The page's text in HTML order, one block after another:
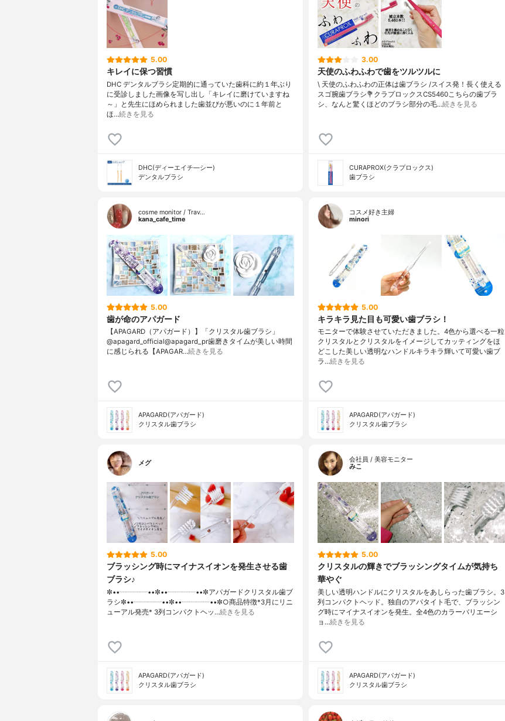
5.00
キレイに保つ習慣
DHC デンタルブラシ定期的に通っていた歯科に約１年ぶり
に受診しました画像を写し出し「キレイに磨けていますね
～」と先生にほめられました歯並びが悪いのに１年前と
ほ…続きを見る
DHC(ディーエイチ―シー)
デンタルブラシ
3.00
天使のふわふわで歯をツルツルに
\ 天使のふわふわの正体は歯ブラシ /⁡⁡スイス発！長く使える
スゴ腕歯ブラシ⁡⁡💐クラプロックスCS5460⁡⁡こちらの歯ブラ
シ、なんと驚くほどのブラシ部分の毛…続きを見る
CURAPROX(クラプロックス)
歯ブラシ
cosme monitor / Trav…
kana_cafe_time
5.00
歯が命のアパガード
【APAGARD（アパガード）】「クリスタル歯ブラシ」
@apagard_official@apagard_pr歯磨きタイムが美しい時間
に感じられる【APAGAR…続きを見る
APAGARD(アパガード)
クリスタル歯ブラシ
コスメ好き主婦
minori
5.00
キラキラ見た目も可愛い歯ブラシ！
モニターで体験させていただきました。4色から選べる一粒
クリスタルとクリスタルをイメージしてカッティングをほ
どこした美しい透明なハンドルキラキラ輝いて可愛い歯ブ
ラ…続きを見る
APAGARD(アパガード)
クリスタル歯ブラシ
メグ
5.00
ブラッシング時にマイナスイオンを発生させる歯
ブラシ♪
✼••┈┈┈┈••✼••┈┈┈┈••✼アパガードクリスタル歯ブ
ラシ✼••┈┈┈┈••✼••┈┈┈┈••✼○商品特徴*3月にリニ
ューアル発売* 3列コンパクトヘッ…続きを見る
APAGARD(アパガード)
クリスタル歯ブラシ
会社員 / 美容モニター
みこ
5.00
クリスタルの輝きでブラッシングタイムが気持ち
華やぐ
美しい透明ハンドルにクリスタルをあしらった歯ブラシ。3
列コンパクトヘッド。独自のアパタイト毛で、ブラッシン
グ時にマイナスイオンを発生。全4色のカラーバリエーシ
ョ…続きを見る
APAGARD(アパガード)
クリスタル歯ブラシ